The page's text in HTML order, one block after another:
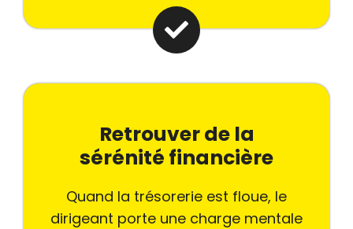
Retrouver de la
sérénité financière
Quand la trésorerie est floue, le
dirigeant porte une charge mentale